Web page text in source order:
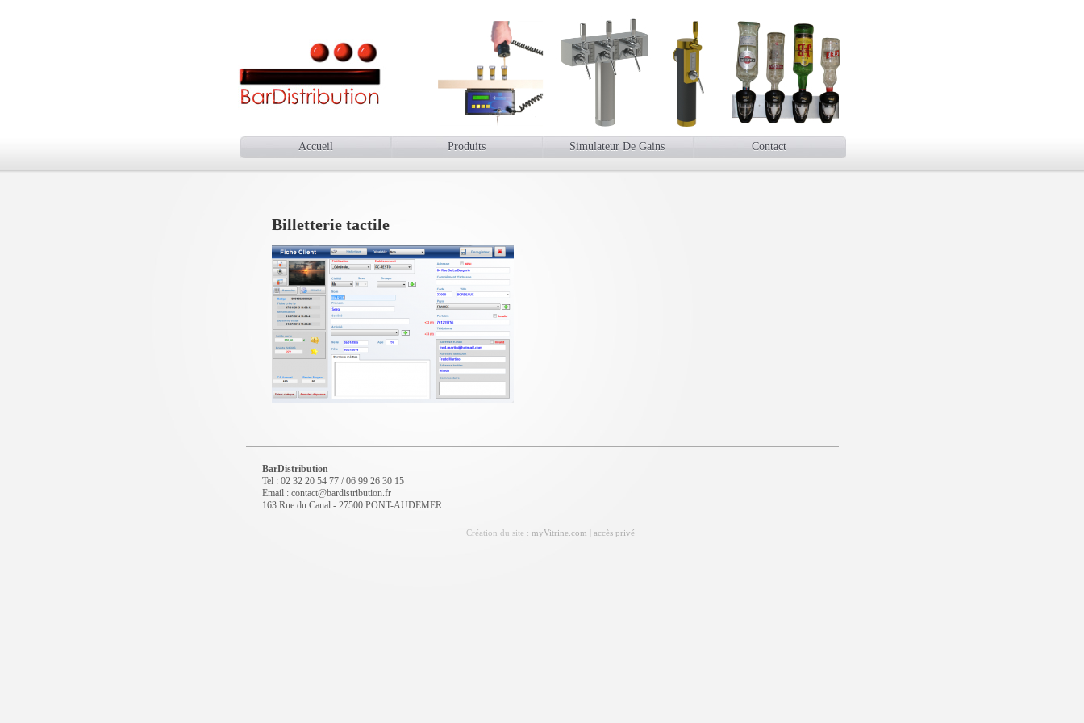
Accueil Produits Simulateur De Gains Contact
Billetterie tactile
BarDistribution
Tel : 02 32 20 54 77 / 06 99 26 30 15
Email : contact@bardistribution.fr
163 Rue du Canal - 27500 PONT-AUDEMER
Création du site : myVitrine.com accès privé